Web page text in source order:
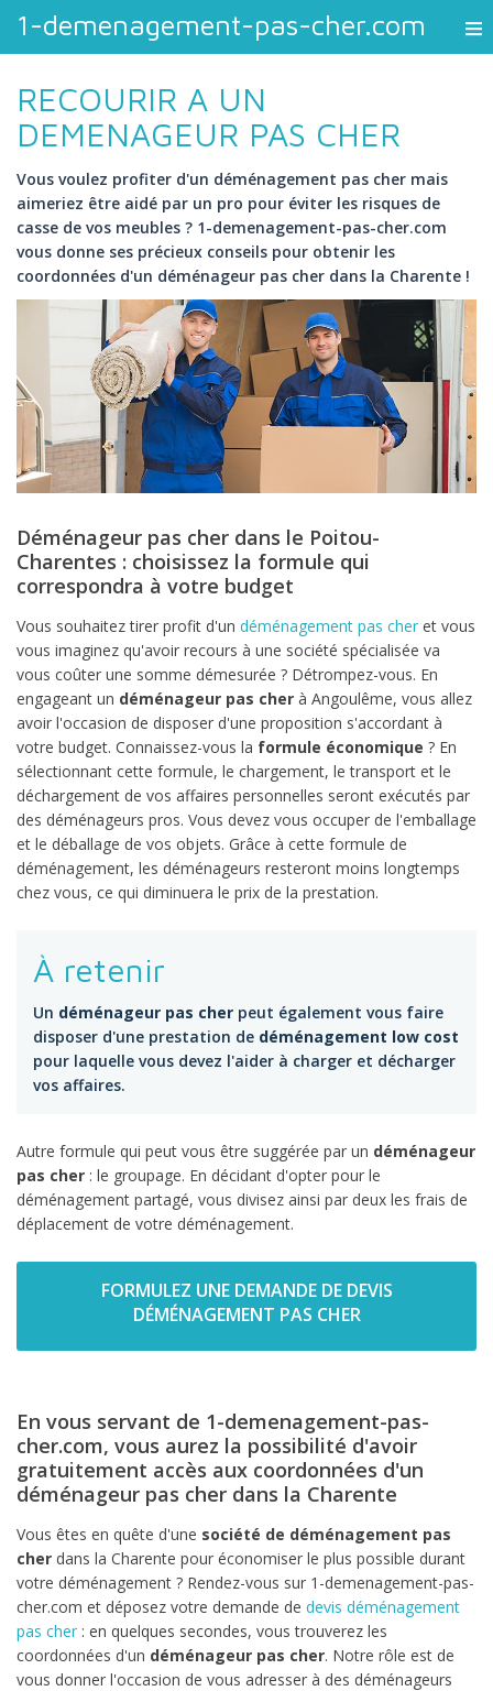
1-demenagement-pas-cher.com
RECOURIR A UN
DEMENAGEUR PAS CHER
Vous voulez profiter d'un déménagement pas cher mais
aimeriez être aidé par un pro pour éviter les risques de
casse de vos meubles ? 1-demenagement-pas-cher.com
vous donne ses précieux conseils pour obtenir les
coordonnées d'un déménageur pas cher dans la Charente !
Déménageur pas cher dans le Poitou-
Charentes : choisissez la formule qui
correspondra à votre budget
Vous souhaitez tirer profit d'un déménagement pas cher et vous
vous imaginez qu'avoir recours à une société spécialisée va
vous coûter une somme démesurée ? Détrompez-vous. En
engageant un déménageur pas cher à Angoulême, vous allez
avoir l'occasion de disposer d'une proposition s'accordant à
votre budget. Connaissez-vous la formule économique ? En
sélectionnant cette formule, le chargement, le transport et le
déchargement de vos affaires personnelles seront exécutés par
des déménageurs pros. Vous devez vous occuper de l'emballage
et le déballage de vos objets. Grâce à cette formule de
déménagement, les déménageurs resteront moins longtemps
chez vous, ce qui diminuera le prix de la prestation.
À retenir
Un déménageur pas cher peut également vous faire
disposer d'une prestation de déménagement low cost
pour laquelle vous devez l'aider à charger et décharger
vos affaires.
Autre formule qui peut vous être suggérée par un déménageur
pas cher : le groupage. En décidant d'opter pour le
déménagement partagé, vous divisez ainsi par deux les frais de
déplacement de votre déménagement.
FORMULEZ UNE DEMANDE DE DEVIS
DÉMÉNAGEMENT PAS CHER
En vous servant de 1-demenagement-pas-
cher.com, vous aurez la possibilité d'avoir
gratuitement accès aux coordonnées d'un
déménageur pas cher dans la Charente
Vous êtes en quête d'une société de déménagement pas
cher dans la Charente pour économiser le plus possible durant
votre déménagement ? Rendez-vous sur 1-demenagement-pas-
cher.com et déposez votre demande de devis déménagement
pas cher : en quelques secondes, vous trouverez les
coordonnées d'un déménageur pas cher. Notre rôle est de
vous donner l'occasion de vous adresser à des déménageurs